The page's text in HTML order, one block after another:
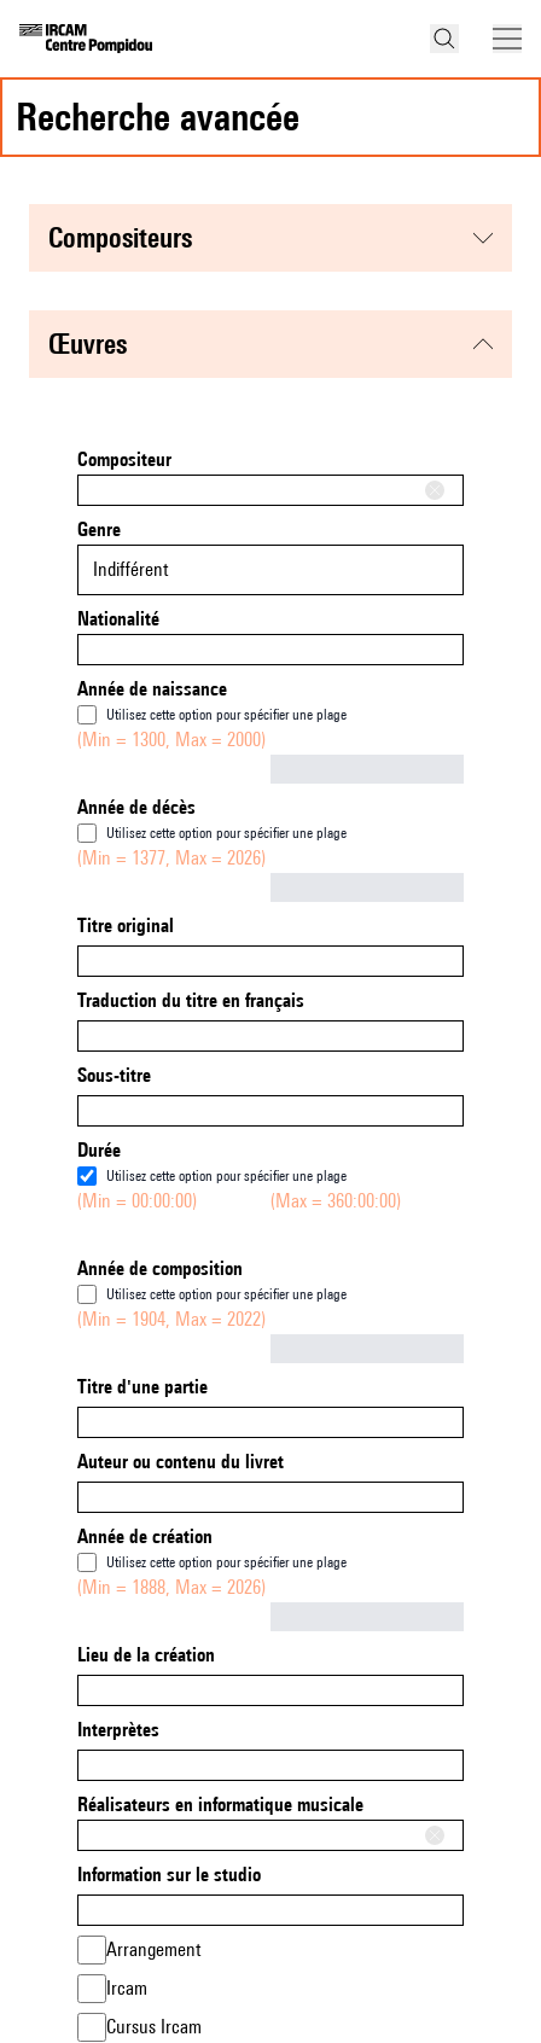
recherche avancée
compositeurs
œuvres
Compositeur
Genre
Indifférent
Nationalité
Année de naissance
Utilisez cette option pour spécifier une plage
(Min = 1300, Max = 2000)
Année de décès
Utilisez cette option pour spécifier une plage
(Min = 1377, Max = 2026)
Titre original
Traduction du titre en français
Sous-titre
Durée
Utilisez cette option pour spécifier une plage
(Min = 00:00:00) (Max = 360:00:00)
Année de composition
Utilisez cette option pour spécifier une plage
(Min = 1904, Max = 2022)
Titre d'une partie
Auteur ou contenu du livret
Année de création
Utilisez cette option pour spécifier une plage
(Min = 1888, Max = 2026)
Lieu de la création
Interprètes
Réalisateurs en informatique musicale
Information sur le studio
Arrangement
Ircam
Cursus Ircam